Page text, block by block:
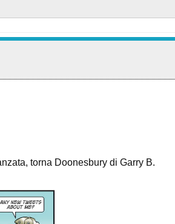
torna Doonesbury di Garry B.